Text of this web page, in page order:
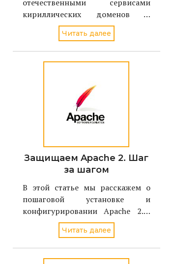
российском ПО и
сервисах
отечественными сервисами
кириллических доменов и
адресов электронной почты
станет ключевой задачей
проекта Поддерживаю.РФ в 2021
году. По словам директора
доменов .RU/.РФ Андрея
Воробьева, национальный дом
Читать далее
Защищаем Apache 2. Шаг
за шагом
В этой статье мы расскажем о
пошаговой установке и
конфигурировании Apache 2.0,
чтобы снизить риск
неавторизованного доступа или
успешного взлома в случае
применения новой уязвимости,
Читать далее